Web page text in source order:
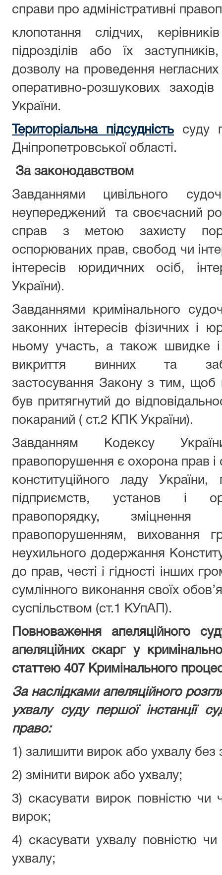
справи про адміністративні
клопотання слідчих,
підрозділів або їх
дозволу на проведення
оперативно-розшукових
України.
Територіальна підсудність
суду
Дніпропетровської області.
За законодавством
Завданнями цивільного
неупереджений та своєчасний
справ з метою захисту
оспорюваних прав, свобод чи
інтересів юридичних осіб,
України).
Завданнями кримінального
законних інтересів фізичних і
ньому участь, а також швидке і
викриття винних та
застосування Закону з тим, щоб
був притягнутий до
покараний ( ст.2 КПК України).
Завданням Кодексу
правопорушення є охорона прав і
конституційного ладу України,
підприємств, установ і
правопорядку, зміцнення
правопорушенням, виховання
неухильного додержання
до прав, честі і гідності інших
сумлінного виконання своїх
суспільством (ст.1 КУпАП).
Повноваження апеляційного
апеляційних скарг у
статтею 407 Кримінального
За наслідками апеляційного
ухвалу суду першої інстанції
право:
1) залишити вирок або ухвалу без
2) змінити вирок або ухвалу;
3) скасувати вирок повністю чи
вирок;
4) скасувати ухвалу повністю
ухвалу;